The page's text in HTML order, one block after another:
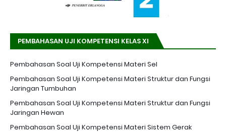
PEMBAHASAN UJI KOMPETENSI KELAS XI
Pembahasan Soal Uji Kompetensi Materi Sel
Pembahasan Soal Uji Kompetensi Materi Struktur dan Fungsi
Jaringan Tumbuhan
Pembahasan Soal Uji Kompetensi Materi Struktur dan Fungsi
Jaringan Hewan
Pembahasan Soal Uji Kompetensi Materi Sistem Gerak